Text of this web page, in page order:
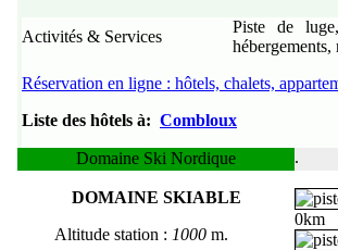
Activités & Services
Piste de
hébergements,
Réservation en ligne : hôtels, chalets,
Liste des hôtels à: Combloux
Domaine Ski Nordique .
DOMAINE SKIABLE
Altitude station : 1000m.
0km